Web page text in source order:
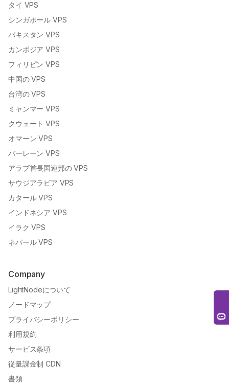
バングラデシュの VPS
タイ VPS
シンガポール VPS
パキスタン VPS
カンボジア VPS
フィリピン VPS
中国の VPS
台湾の VPS
ミャンマー VPS
クウェート VPS
オマーン VPS
バーレーン VPS
アラブ首長国連邦の VPS
サウジアラビア VPS
カタール VPS
インドネシア VPS
イラク VPS
Company
LightNodeについて
ノードマップ
プライバシーポリシー
利用規約
サービス条項
従量課金制 CDN